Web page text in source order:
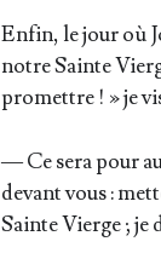
Enfin, le jour où
notre Sainte
pro­mettre ! » je
— Ce sera pour
devant vous :
Sainte Vierge ; je